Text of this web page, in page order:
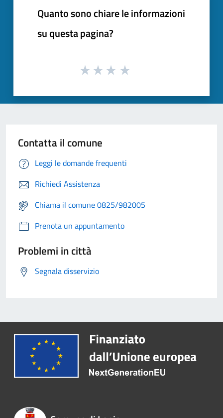
Quanto sono chiare le informazioni
su questa pagina?
Contatta il comune
Leggi le domande frequenti
Richiedi Assistenza
Chiama il comune 0825/982005
Prenota un appuntamento
Problemi in città
Segnala disservizio